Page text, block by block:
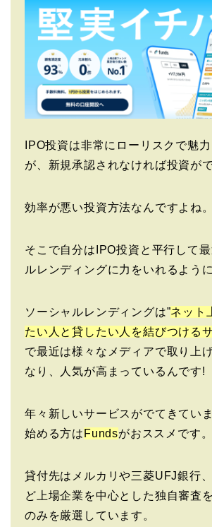
IPO投資は非常にローリスクで魅
が、新規承認されなければ投資が
効率が悪い投資方法なんですよね。
そこで自分はIPO投資と平行して
ルレンディングに力をいれるよう
ソーシャルレンディングは”ネット
たい人と貸したい人を結びつける
で最近は様々なメディアで取り上
なり、人気が高まっているんです!
年々新しいサービスがでてきてい
始める方は Fundsがおススメです。
貸付先はメルカリや三菱UFJ銀行
ど上場企業を中心とした独自審査
のみを厳選しています。